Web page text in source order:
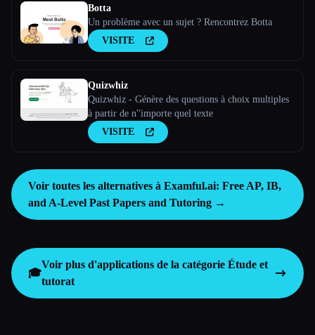
Botta
Un problème avec un sujet ? Rencontrez Botta
VISITE
Quizwhiz
Quizwhiz - Génère des questions à choix multiples
à partir de n''importe quel texte
VISITE
Voir toutes les alternatives à Examful.ai: Free AP, IB,
and A-Level Past Papers and Tutoring →
🎓
Voir plus d'applications de la catégorie Étude et
tutorat